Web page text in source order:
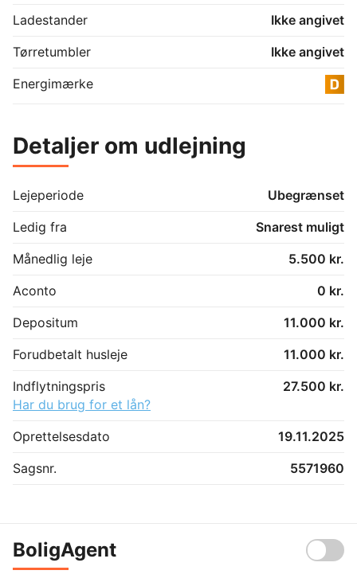
Ladestander
Ikke angivet
Tørretumbler
Ikke angivet
Energimærke
Detaljer om udlejning
Lejeperiode
Ubegrænset
Ledig fra
Snarest muligt
Månedlig leje
5.500 kr.
Aconto
0 kr.
Depositum
11.000 kr.
Forudbetalt husleje
11.000 kr.
Indflytningspris
27.500 kr.
Har du brug for et lån?
Oprettelsesdato
19.11.2025
Sagsnr.
5571960
BoligAgent